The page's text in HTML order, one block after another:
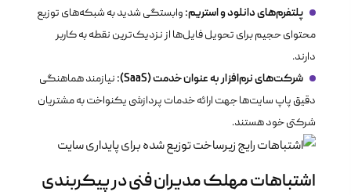
پلتفرم‌های دانلود و استریم: وابستگی شدید به شبکه‌های توزیع
محتوای حجیم برای تحویل فایل‌ها از نزدیک‌ترین نقطه به کاربر
دارند.
شرکت‌های نرم‌افزار به عنوان خدمت (SaaS):
نیازمند هماهنگی
دقیق پاپ سایت‌ها جهت ارائه خدمات پردازشی یکنواخت به مشتریان
شرکتی خود هستند.
اشتباهات مهلک مدیران فنی در پیکربندی